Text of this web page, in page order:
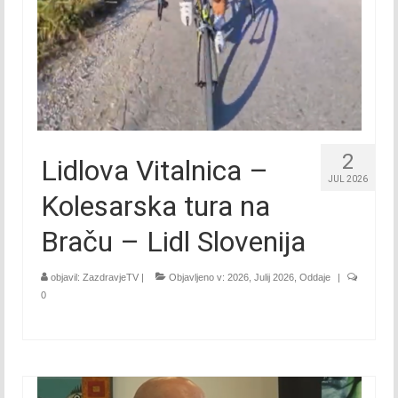
2020
Januar 2020
Februar 2020
April 2020
Maj 2020
Junij 2020
2
JUL 2026
Lidlova Vitalnica –
Kolesarska tura na
Braču – Lidl Slovenija
objavil: ZazdravjeTV | Objavljeno v: 2026 Julij 2026 Oddaje
|
0